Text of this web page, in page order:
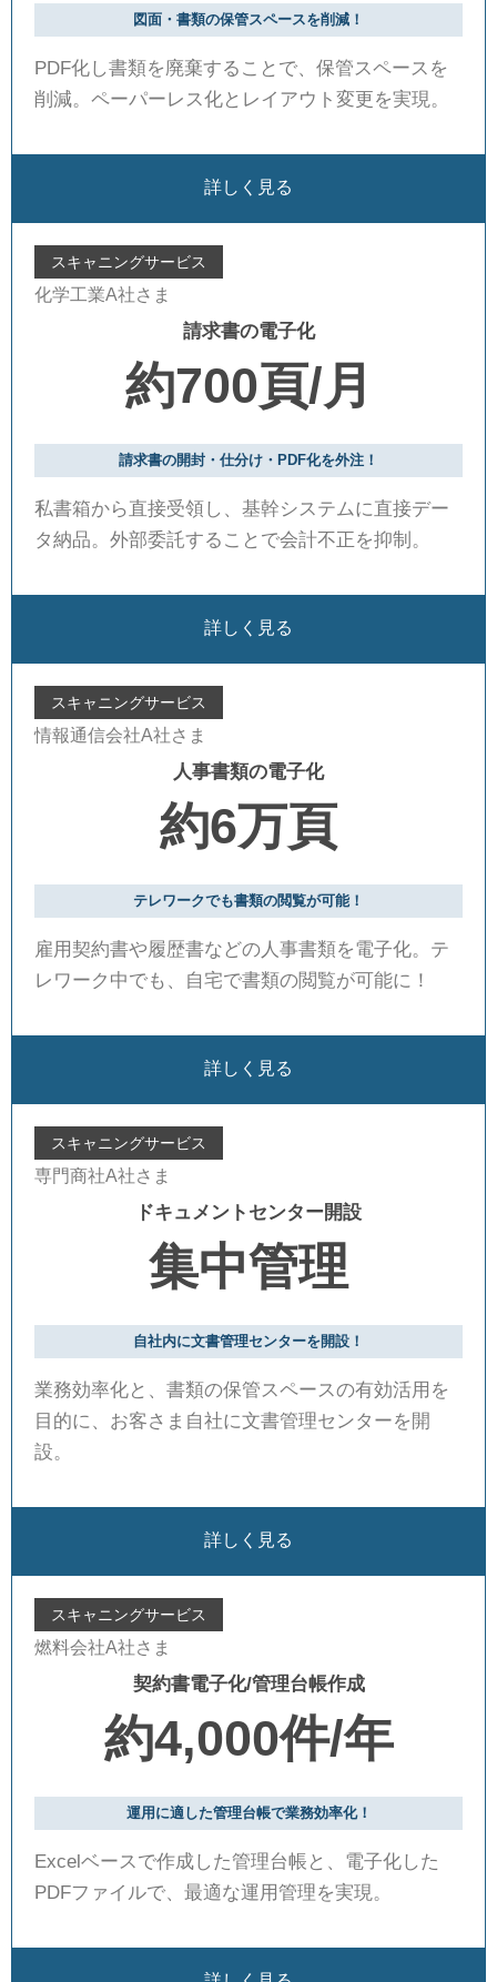
図面・書類の保管スペースを削減！
PDF化し書類を廃棄することで、保管スペースを
削減。ペーパーレス化とレイアウト変更を実現。
詳しく見る
スキャニングサービス
化学工業A社さま
請求書の電子化
約700頁/月
請求書の開封・仕分け・PDF化を外注！
私書箱から直接受領し、基幹システムに直接デー
タ納品。外部委託することで会計不正を抑制。
詳しく見る
スキャニングサービス
情報通信会社A社さま
人事書類の電子化
約6万頁
テレワークでも書類の閲覧が可能！
雇用契約書や履歴書などの人事書類を電子化。テ
レワーク中でも、自宅で書類の閲覧が可能に！
詳しく見る
スキャニングサービス
専門商社A社さま
ドキュメントセンター開設
集中管理
自社内に文書管理センターを開設！
業務効率化と、書類の保管スペースの有効活用を
目的に、お客さま自社に文書管理センターを開
設。
詳しく見る
スキャニングサービス
燃料会社A社さま
契約書電子化/管理台帳作成
約4,000件/年
運用に適した管理台帳で業務効率化！
Excelベースで作成した管理台帳と、電子化した
PDFファイルで、最適な運用管理を実現。